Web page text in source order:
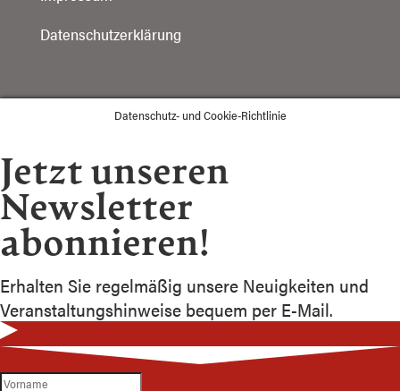
Datenschutzerklärung
Datenschutz- und Cookie-Richtlinie
Jetzt unseren
Newsletter
abonnieren!
Erhalten Sie regelmäßig unsere Neuigkeiten und
Veranstaltungshinweise bequem per E-Mail.